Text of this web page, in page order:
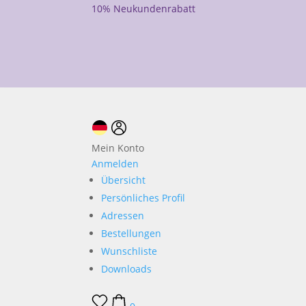
10% Neukundenrabatt
Mein Konto
Anmelden
Übersicht
Persönliches Profil
Adressen
Bestellungen
Wunschliste
Downloads